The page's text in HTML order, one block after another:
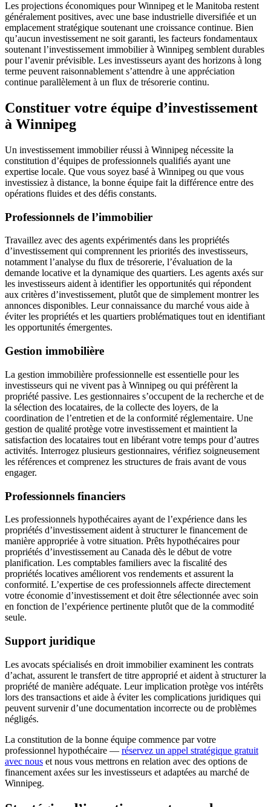
Les projections économiques pour Winnipeg et le Manitoba restent
généralement positives, avec une base industrielle diversifiée et un
emplacement stratégique soutenant une croissance continue. Bien
qu’aucun investissement ne soit garanti, les facteurs fondamentaux
soutenant l’investissement immobilier à Winnipeg semblent durables
pour l’avenir prévisible. Les investisseurs ayant des horizons à long
terme peuvent raisonnablement s’attendre à une appréciation
continue parallèlement à un flux de trésorerie continu.
Constituer votre équipe d’investissement
à Winnipeg
Un investissement immobilier réussi à Winnipeg nécessite la
constitution d’équipes de professionnels qualifiés ayant une
expertise locale. Que vous soyez basé à Winnipeg ou que vous
investissiez à distance, la bonne équipe fait la différence entre des
opérations fluides et des défis constants.
Professionnels de l’immobilier
Travaillez avec des agents expérimentés dans les propriétés
d’investissement qui comprennent les priorités des investisseurs,
notamment l’analyse du flux de trésorerie, l’évaluation de la
demande locative et la dynamique des quartiers. Les agents axés sur
les investisseurs aident à identifier les opportunités qui répondent
aux critères d’investissement, plutôt que de simplement montrer les
annonces disponibles. Leur connaissance du marché vous aide à
éviter les propriétés et les quartiers problématiques tout en identifiant
les opportunités émergentes.
Gestion immobilière
La gestion immobilière professionnelle est essentielle pour les
investisseurs qui ne vivent pas à Winnipeg ou qui préfèrent la
propriété passive. Les gestionnaires s’occupent de la recherche et de
la sélection des locataires, de la collecte des loyers, de la
coordination de l’entretien et de la conformité réglementaire. Une
gestion de qualité protège votre investissement et maintient la
satisfaction des locataires tout en libérant votre temps pour d’autres
activités. Interrogez plusieurs gestionnaires, vérifiez soigneusement
les références et comprenez les structures de frais avant de vous
engager.
Professionnels financiers
Les professionnels hypothécaires ayant de l’expérience dans les
propriétés d’investissement aident à structurer le financement de
manière appropriée à votre situation. Prêts hypothécaires pour
propriétés d’investissement au Canada dès le début de votre
planification. Les comptables familiers avec la fiscalité des
propriétés locatives améliorent vos rendements et assurent la
conformité. L’expertise de ces professionnels affecte directement
votre économie d’investissement et doit être sélectionnée avec soin
en fonction de l’expérience pertinente plutôt que de la commodité
seule.
Support juridique
Les avocats spécialisés en droit immobilier examinent les contrats
d’achat, assurent le transfert de titre approprié et aident à structurer la
propriété de manière adéquate. Leur implication protège vos intérêts
lors des transactions et aide à éviter les complications juridiques qui
peuvent survenir d’une documentation incorrecte ou de problèmes
négligés.
La constitution de la bonne équipe commence par votre
professionnel hypothécaire — réservez un appel stratégique gratuit
avec nous et nous vous mettrons en relation avec des options de
financement axées sur les investisseurs et adaptées au marché de
Winnipeg.